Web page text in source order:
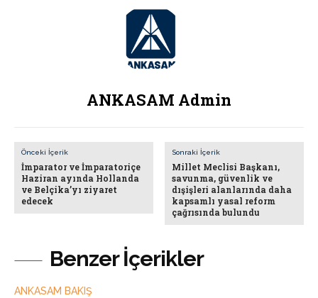
Benzer İçerikler
ANKASAM BAKIŞ
ANKASAM Admin
Önceki İçerik
İmparator ve İmparatoriçe
Haziran ayında Hollanda
ve Belçika’yı ziyaret
edecek
Sonraki İçerik
Millet Meclisi Başkanı,
savunma, güvenlik ve
dışişleri alanlarında daha
kapsamlı yasal reform
çağrısında bulundu